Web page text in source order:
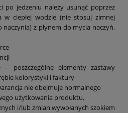
po jedzeniu należy usunąć poprzez
w ciepłej wodzie (nie stosuj zimnej
z płynem do mycia naczyń,
– poszczególne elementy zastawy
kolorystyki i faktury
nie obejmuje normalnego
użytkowania produktu,
i/lub zmian wywołanych szokiem